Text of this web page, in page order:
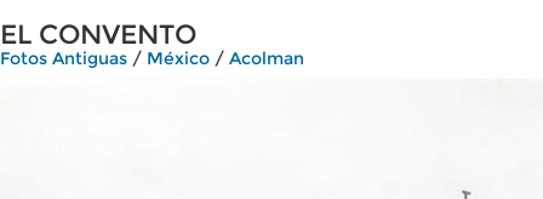
EL CONVENTO
Fotos Antiguas / México / Acolman